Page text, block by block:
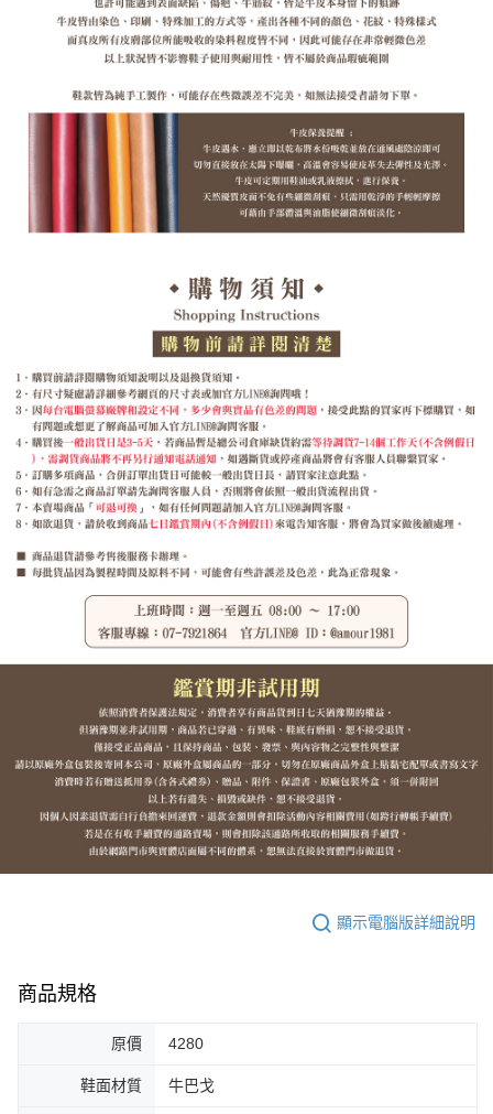
顯示電腦版詳細說明
商品規格
原價 4280
鞋面材質 牛巴戈